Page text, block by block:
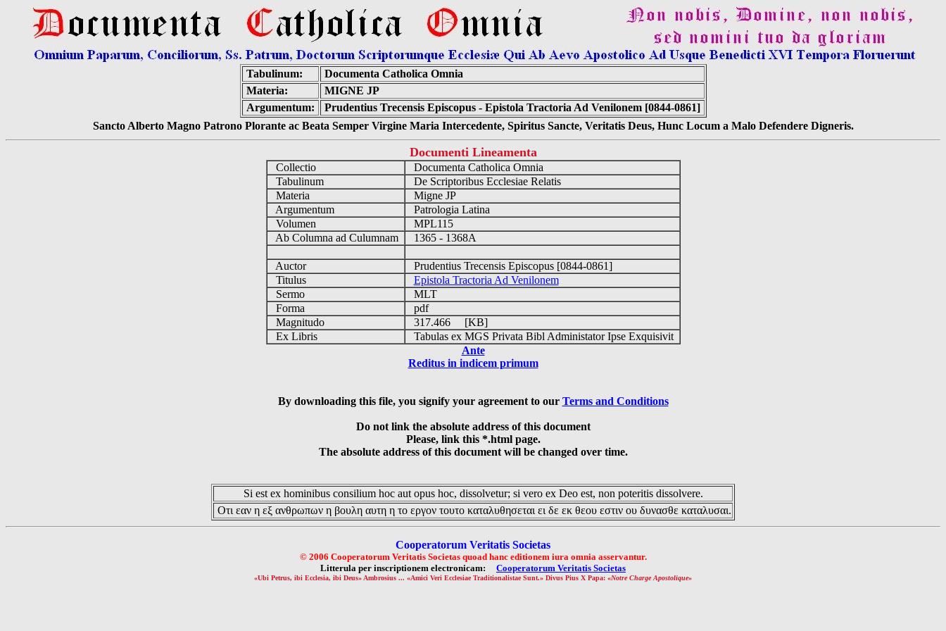
Tabulinum:
Documenta Catholica Omnia
Materia:
MIGNE JP
Argumentum:
Prudentius Trecensis Episcopus - Epistola Tractoria Ad Venilonem [0844-0861]
Sancto Alberto Magno Patrono Plorante ac Beata Semper Virgine Maria Intercedente, Spiritus Sancte, Veritatis Deus, Hunc Locum a Malo Defendere Digneris.
Documenti Lineamenta
Collectio
Documenta Catholica Omnia
Tabulinum
De Scriptoribus Ecclesiae Relatis
Materia
Migne JP
Argumentum
Patrologia Latina
Volumen
MPL115
Ab Columna ad Culumnam
1365 - 1368A
Auctor
Prudentius Trecensis Episcopus [0844-0861]
Titulus
Epistola Tractoria Ad Venilonem
Sermo
MLT
Forma
pdf
Magnitudo
317.466 [KB]
Ex Libris
Tabulas ex MGS Privata Bibl Administator Ipse Exquisivit
Ante
Reditus in indicem primum
By downloading this file, you signify your agreement to our Terms and Conditions
Do not link the absolute address of this document
Please, link this *.html page.
The absolute address of this document will be changed over time.
Si est ex hominibus consilium hoc aut opus hoc, dissolvetur; si vero ex Deo est, non poteritis dissolvere.
Οτι εαν η εξ ανθρωπων η βουλη αυτη η το εργον τουτο καταλυθησεται ει δε εκ θεου εστιν ου δυνασθε καταλυσαι.
Cooperatorum Veritatis Societas
© 2006 Cooperatorum Veritatis Societas quoad hanc editionem iura omnia asservantur.
Litterula per inscriptionem electronicam: Cooperatorum Veritatis Societas
«Ubi Petrus, ibi Ecclesia, ibi Deus» Ambrosius ... «Amici Veri Ecclesiae Traditionalistae Sunt.» Divus Pius X Papa: «Notre Charge Apostolique»